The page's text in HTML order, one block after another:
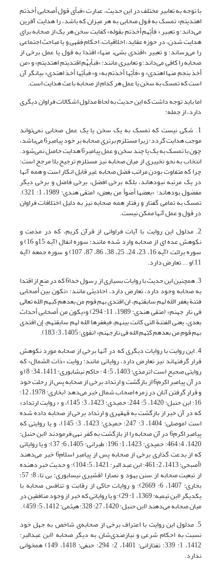
با توجه به تعابیر مختلف در این حدیث، عبارت «فبأی قول أصحابی أخذتم
اهتدیتم» تمسک به قول صحابی به هر میزان که باشد، را هدایت آفرین
می‌داند؛ و تعبیر « فأیّهم أخذتم بقوله» کفایت سخن هر یک از صحابه برای
هدایت شدن، در حوزه عقاید، اخلاقیات، احکام فقهی و یا مباحث اجتماعی
را می‌رساند؛ و تعبیر «اقتدى بشیء منها» اقتدا به قول یا عمل برخی از
صحابه را کافی می‌داند؛ و تعابیری مانند: «فبأیهِّم اقتدیتم اهتدیتم» و «من
أخذ بنجم منها اهتدى» و «فأیّها أخذتم به» و« فبأیّها أخذ اهتدی» بیانگر آن
است که تمسک به سخن یا عمل هر کدام از صحابه باعث هدایت است.
اما باید توجه داشت که این حدیث به لحاظ مدلول اشکالات فراوان دیگری
دارد، از جمله:
1. شکی نیست که تمسک به یک سخن یا یک عمل صحابی نمی‌تواند
موجب هدایت گردد؛ زیرا مستلزم برتری صحابه بر خود پیامبر6 می‌باشد،
چون با تمسک به یک یا چند سخن و عمل پیامبر6 هدایت حاصل نمی‌شود.
انتخاب به نحو تخییری از میان صحابه نیز مستلزم ترجیح بلا مرجح است؛
چرا که متفاوت بودن مراتب فضل صحابه غیر قابل انکار است و همه آنها
در یک مرتبه نبوده‎اند، بلکه برخی افضل، برخی فاضل و برخی دیگر
مفضول بوده‎اند: «بعضها أضوأ من بعض» (متقی هندی: 1989، 1: 321).
تمسک به تمامی گفتار و رفتار همه صحابه نیز به دلیل اختلافات فراوان
در قول و عمل آنها ممکن نیست.
2. مدلول این روایت با آیات فراوانی از قرآن کریم، که در مذمت و
نکوهش عده ای از صحابه وارد شده مانند: سوره انفال (آیه 15و 16) و
سوره برائت (آیه 16، 23، 24، 25، 38، 86، 87، 107) و سوره جمعه (آیه
11)و ... تعارض دارد.
3. همچنین این حدیث با روایات بسیاری از رسول خدا6 که در منع از اقتدا
به صحابه وجود دارد، تعارض دارد، احادیثی مانند: «تکون بین أصحابی
فتنة یغفر الله لهم سابقتهم، ان اقتدی بهم قوم من بعدهم کبهم الله تعالی
فی نار جهنم» (متقی هندی: 1989، 11: 294) و«یکون من أصحابی أحداث
بعدی، یعنی الفتنة التی کانت بینهم، فیغفرها الله لهم سابقتهم، إن اقتدی
بهم قوم من بعدهم کبّهم الله فی نارجهنم» (نقوی: 1405، 3: 183).
4. این روایت با روایات دیگری که در آنها برخی از صحابه مورد نکوهش
قرار گرفته‎اند نیز تعارض دارد، روایاتی مانند: روایت «ذات الشمال» که
روایتی صحیح است (ترمذی: 1403، 5: 4 ؛ حاکم نیشابوری: 1411، 34: 8) و
در آن پیامبر اکرم6 از بازگشت و ارتداد برخی از صحابه پس از رحلت خود
و قرار گرفتن آنان در زمره اصحاب شمال خبر می‌دهد (بخاری: 1978، 12:
16؛ ابن حنبل: 1420، 5: 244؛ حمیدی: 1423، 3: 145)، و « روایت ارتداد»
که در آن خبر از بازگشت به قهقهری و ارتداد برخی از صحابه داده شده
است (موصلی: 1404، 3: 247؛ حمیدی: 1423، 3: 145)، و یا روایتی که
پیامبر اکرم6 در آن صحابه را از بازگشت به کفر نهی فرمودند (ابن حنبل:
1420، 4: 464؛ حمیدی: 1423، 1: 196؛ طبرانی: 1405، 6: 37)؛ و یا روایاتی
که از بدعت گذاری برخی از صحابه پس از پیامبر اسلام6 خبر می‌دهند
(أصبحی: 1413، 2: 461؛ ابن عبد البر: 1421، 5: 104)؛ و حدیث خبر دهنده
از تبعیت صحابه از سنن یهود و نصارا (قشیری نیسابوری: بی تا، 8: 57؛
بخاری: 1407، 6: 2669)؛ و روایات حاکی از رقابت و تنافس صحابه با
یکدیگر (ابن تیمیه: 1369، 1: 29)؛ و یا روایاتی که خبر از وجود منافقین در
میان صحابه می‌دهند (ابن حنبل: 1420، 27: 328؛ هیثمی: 1412، 5: 459) .
5. مدلول این روایت با اعتراف برخی از صحابه‌ی شاخص به جهل خود
نسبت به احکام شرعی و نیازمندی‌شان به دیگر صحابه (ابن عبدالبر:
1412، 1: 339؛ تفتازانی: 1401، 2: 294؛ حنفی: 1418، 149) همخوانی
ندارد.